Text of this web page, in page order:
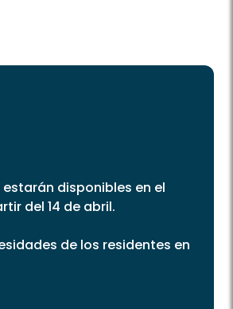
disponibles en el
del 14 de abril.
de los residentes en